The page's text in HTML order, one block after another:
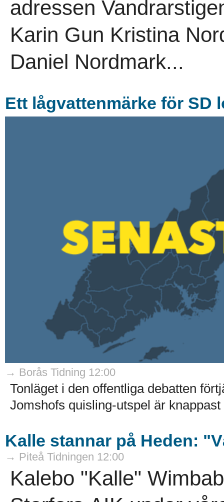
adressen
Karin Gun Kristina
Daniel Nordmark...
Ett lågvattenmärke för SD
→ Borås Tidning 12:00
Tonläget i den offentliga debatten
Jomshofs quisling-utspel är
Kalle stannar på Heden:
→ Piteå Tidningen 12:00
Kalebo "Kalle"